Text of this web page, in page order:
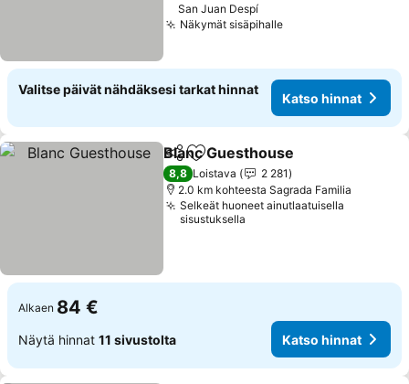
San Juan Despí
Näkymät sisäpihalleKatso hinnat
Valitse päivät nähdäksesi tarkat hinnat
Katso hinnat
Jaa Lisää suosikkeihin
Blanc Guesthouse
8,8 Loistava
2 281
2.0 km kohteesta Sagrada Familia
Selkeät huoneet ainutlaatuisella
sisustuksella
Alkaen 84 €
Näytä hinnat 11 sivustolta Katso hinnat